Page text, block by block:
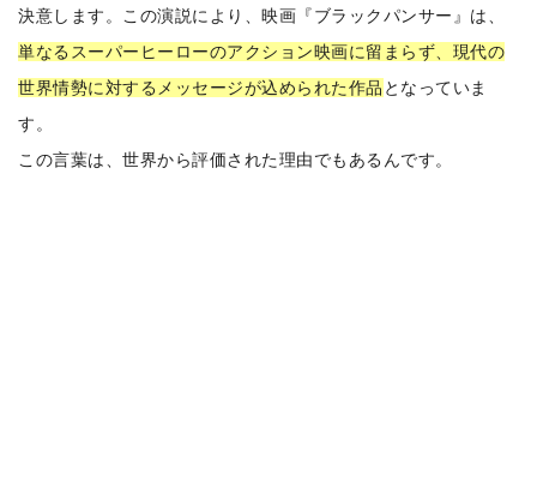
決意します。
この演説により、映画『ブラックパンサー』は、
単なるスーパーヒーローのアクション映画に留まらず、現代の
世界情勢に対するメッセージが込められた作品 となっていま
す。
この言葉は、世界から評価された理由でもあるんです。